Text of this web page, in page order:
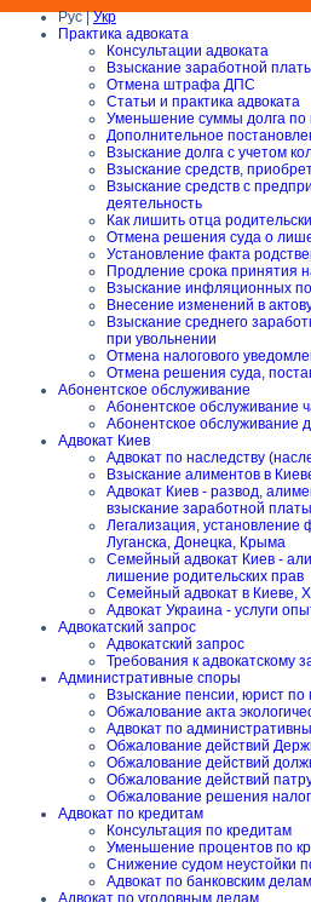
Рус |Укр
Практика адвоката
Консультации адвоката
Взыскание заработной
Отмена штрафа ДПС
Статьи и практика адвоката
Уменьшение суммы долга по
Дополнительное
Взыскание долга с учетом
Взыскание средств,
Взыскание средств с
деятельность
Как лишить отца
Отмена решения суда о
Установление факта
Продление срока принятия
Взыскание инфляционных
Внесение изменений в
Взыскание среднего
при увольнении
Отмена налогового
Отмена решения суда,
Абонентское обслуживание
Абонентское обслуживание
Абонентское обслуживание
Адвокат Киев
Адвокат по наследству
Взыскание алиментов в
Адвокат Киев - развод,
взыскание заработной платы
Легализация, установление
Луганска, Донецка, Крыма
Семейный адвокат Киев -
лишение родительских прав
Семейный адвокат в Киеве,
Адвокат Украина - услуги
Адвокатский запрос
Адвокатский запрос
Требования к адвокатскому
Административные споры
Взыскание пенсии, юрист
Обжалование акта
Адвокат по
Обжалование действий
Обжалование действий
Обжалование действий
Обжалование решения
Адвокат по кредитам
Консультация по кредитам
Уменьшение процентов по
Снижение судом неустойки
Адвокат по банковским делам